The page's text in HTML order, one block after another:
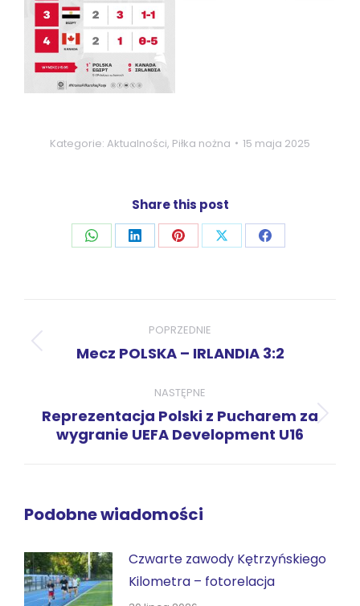
Kategorie: Aktualności, Piłka nożna 15 maja 2025
Share this post
UdostępnijUdostępnijUdostępnijUdostępnijUdostępnij
wpisów
POPRZEDNIE
Poprzedni
Mecz POLSKA – IRLANDIA 3:2
NASTĘPNE
Następny
wpis:
Reprezentacja Polski z Pucharem za
wygranie UEFA Development U16
Podobne wiadomości
Czwarte zawody Kętrzyńskiego
Kilometra – fotorelacja